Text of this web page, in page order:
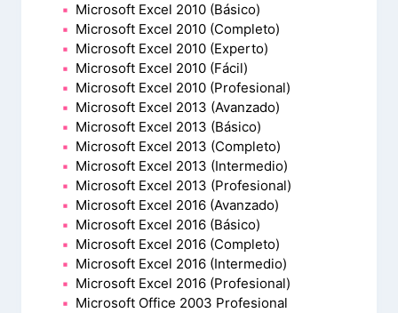
Microsoft Excel 2010 (Básico)
Microsoft Excel 2010 (Completo)
Microsoft Excel 2010 (Experto)
Microsoft Excel 2010 (Fácil)
Microsoft Excel 2010 (Profesional)
Microsoft Excel 2013 (Avanzado)
Microsoft Excel 2013 (Básico)
Microsoft Excel 2013 (Completo)
Microsoft Excel 2013 (Intermedio)
Microsoft Excel 2013 (Profesional)
Microsoft Excel 2016 (Avanzado)
Microsoft Excel 2016 (Básico)
Microsoft Excel 2016 (Completo)
Microsoft Excel 2016 (Intermedio)
Microsoft Excel 2016 (Profesional)
Microsoft Office 2003 Profesional